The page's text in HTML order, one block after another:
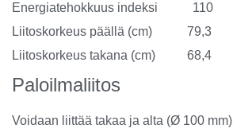
Energiatehokkuus indeksi 110
Liitoskorkeus päällä (cm) 79,3
Liitoskorkeus takana (cm) 68,4
Paloilmaliitos
Voidaan liittää takaa ja alta (Ø 100 mm)